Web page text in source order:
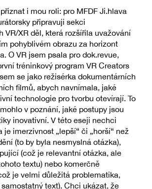
i mou roli: pro MFDF Ji.hlava
připravuji sekci
VR/XR děl, která rozšířila uvažování
pohyblivém obrazu za horizont
O VR jsem psala pro dok.revue,
tréninkový program VR Creators
se jako režisérka dokumentárních
filmů, abych navnímala, jaké
technologie pro tvorbu otevírají. To
v poznání, jaké postupy jsou
inovativní. V této eseji nechci
je imerzivnost „lepší“ či „horší“ než
(to by byla nesmyslná otázka),
(což je relevantní otázka, ale
textu) nebo komerčně
je velmi důležitá problematika,
text). Chci ukázat, že